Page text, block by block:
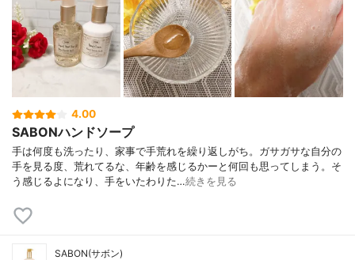
4.00
SABONハンドソープ
手は何度も洗ったり、家事で手荒れを繰り返しがち。ガサガサな自分の
手を見る度、荒れてるな、年齢を感じるかーと何回も思ってしまう。そ
う感じるよになり、手をいたわりた…続きを見る
SABON(サボン)